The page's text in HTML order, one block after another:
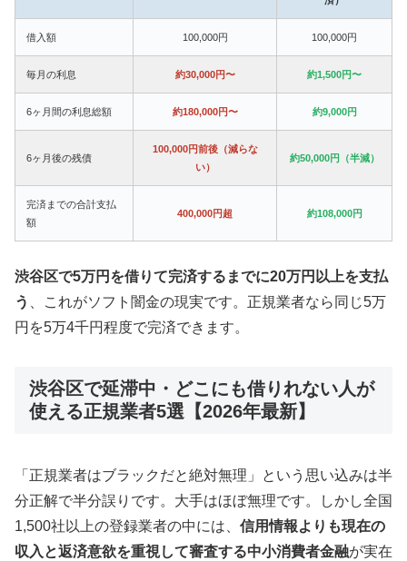
借入額 100,000円 100,000円
毎月の利息 約30,000円〜 約1,500円〜
6ヶ月間の利息総額 約180,000円〜 約9,000円
6ヶ月後の残債
100,000円前後（減らな
い）
約50,000円（半減）
完済までの合計支払
額
400,000円超 約108,000円
渋谷区で5万円を借りて完済するまでに20万円以上を支払
う
、これがソフト闇金の現実です。正規業者なら同じ5万
円を5万4千円程度で完済できます。
渋谷区で延滞中・どこにも借りれない人が
使える正規業者5選【2026年最新】
「正規業者はブラックだと絶対無理」という思い込みは半
分正解で半分誤りです。大手はほぼ無理です。しかし全国
1,500社以上の登録業者の中には、 信用情報よりも現在の
収入と返済意欲を重視して審査する中小消費者金融が実在